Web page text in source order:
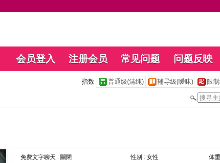
会员登入 注册会员 常见问题 问题反映
指数 普通级(清纯) 辅导级(暧昧) 限
免费文字聊天 : 關閉 性别 : 女性 体